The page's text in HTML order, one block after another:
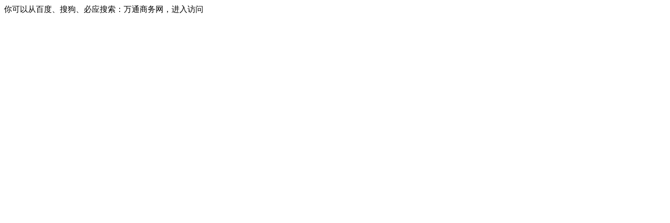
你可以从百度、搜狗、必应搜索：万通商务网，进入访问